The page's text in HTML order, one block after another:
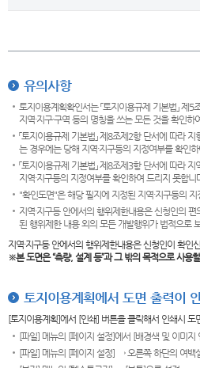
유의사항
토지이용계획확인서는 「토지이용규제 기본법」
지역·지구·구역 등의 명칭을 쓰는 모든 것을 확인하
「토지이용규제 기본법」 제8조제2항 단서에 따라
는 경우에는 당해 지역·지구등의 지정여부를 확인
「토지이용규제 기본법」 제8조제3항 단서에 따라
지역·지구등의 지정여부를 확인하여 드리지 못합니
"확인도면"은 해당 필지에 지정된 지역·지구등의
지역·지구등 안에서의 행위제한내용은 신청인의
된 행위제한 내용 외의 모든 개발행위가 법적으로
지역·지구등 안에서의 행위제한내용은 신청인이 확
※본 도면은“측량, 설계 등”과 그 밖의 목적으로 사용
토지이용계획에서 도면 출력이
[토지이용계획]에서 [인쇄] 버튼을 클릭해서 인쇄시
[파일] 메뉴의 [페이지 설정]에서 [배경색 및 이미지
[파일] 메뉴의 [페이지 설정] → 오른쪽 하단의 여백